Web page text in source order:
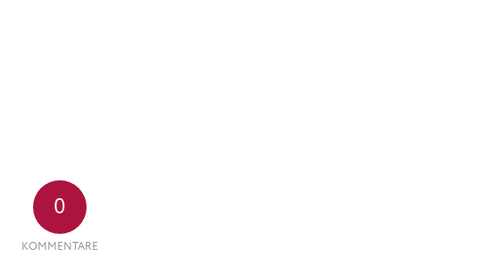
0
KOMMENTARE